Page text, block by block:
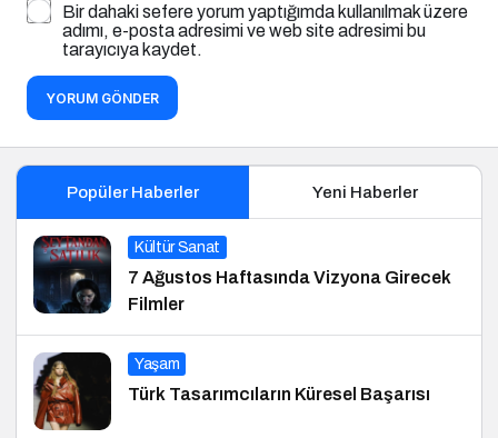
Bir dahaki sefere yorum yaptığımda kullanılmak üzere
adımı, e-posta adresimi ve web site adresimi bu
tarayıcıya kaydet.
YORUM GÖNDER
Popüler Haberler Yeni Haberler
Kültür Sanat
7 Ağustos Haftasında Vizyona Girecek
Filmler
Yaşam
Türk Tasarımcıların Küresel Başarısı